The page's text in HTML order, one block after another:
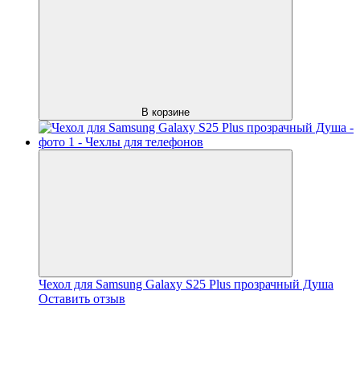
В корзине
Чехол для Samsung Galaxy S25 Plus прозрачный Душа
Оставить отзыв